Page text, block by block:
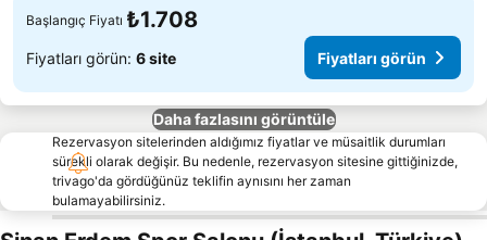
Başlangıç Fiyatı ₺1.708
Fiyatları görün: 6 site Fiyatları görün
Daha fazlasını görüntüle
Rezervasyon sitelerinden aldığımız fiyatlar ve müsaitlik durumları
sürekli olarak değişir. Bu nedenle, rezervasyon sitesine gittiğinizde,
trivago'da gördüğünüz teklifin aynısını her zaman
bulamayabilirsiniz.